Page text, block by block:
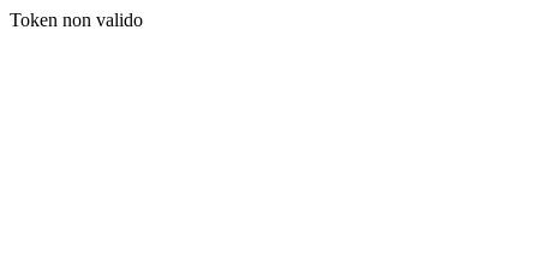
Token non valido